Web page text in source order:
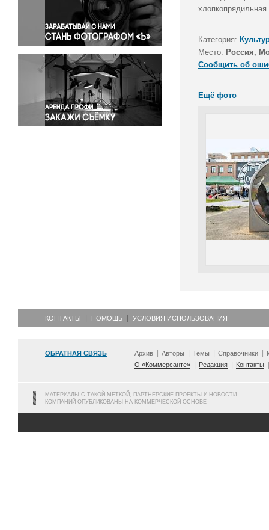
Правосудие
Происшествия и конфликты
Религия
Светская жизнь
Спорт
Экология
Экономика и бизнес
Категория:
Место: Россия,
Сообщить об
Ещё фото
КОНТАКТЫ ПОМОЩЬ УСЛОВИЯ ИСПОЛЬЗОВАНИЯ
ОБРАТНАЯ СВЯЗЬ Архив Авторы Темы Справочники
О «Коммерсанте»
Редакция Контакты
МАТЕРИАЛЫ С ТАКОЙ МЕТКОЙ, ПАРТНЕРСКИЕ ПРОЕКТЫ И НОВОСТИ
КОМПАНИЙ ОПУБЛИКОВАНЫ НА КОММЕРЧЕСКОЙ ОСНОВЕ